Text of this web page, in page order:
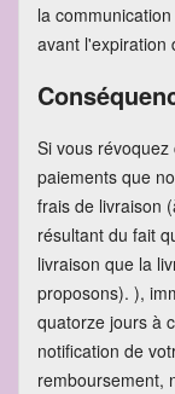
la
avant l'expiration
Si vous
paiements que
frais de livraison
résultant du fait
livraison que la
proposons). ),
quatorze jours à
notification de
remboursement,